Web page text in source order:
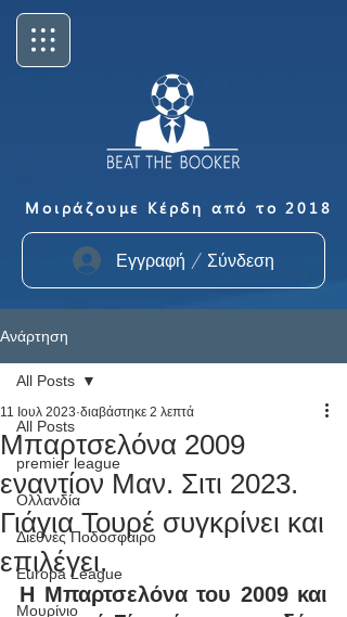
Μοιράζουμε Κέρδη από το 2018
Εγγραφή / Σύνδεση
Ανάρτηση
All Posts
premier league
Ολλανδία
Διεθνές Ποδόσφαιρο
Europa League
Μουρίνιο
All Posts
Μπαρτσελόνα 2009
εναντίον Μαν. Σιτι 2023.
Γιάγια Τουρέ συγκρίνει και
επιλέγει.
11 Ιουλ 2023 διαβάστηκε 2 λεπτά
Η Μπαρτσελόνα του 2009 και